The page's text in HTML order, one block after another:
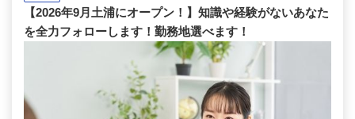
【2026年9月土浦にオープン！】知識や経験がないあなた
を全力フォローします！勤務地選べます！